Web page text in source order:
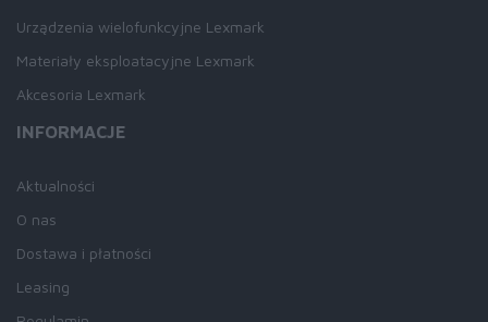
Urządzenia wielofunkcyjne Lexmark
Materiały eksploatacyjne Lexmark
Akcesoria Lexmark
INFORMACJE
Aktualności
O nas
Dostawa i płatności
Leasing